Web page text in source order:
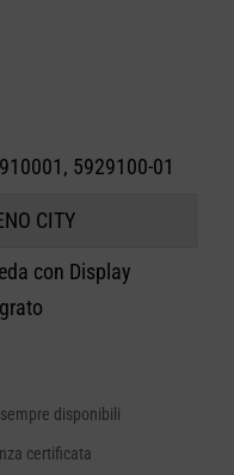
5929100-01
CITY
con Display
disponibili
certificata